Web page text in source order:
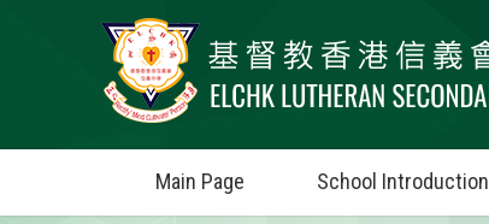
Main Page School Introduction